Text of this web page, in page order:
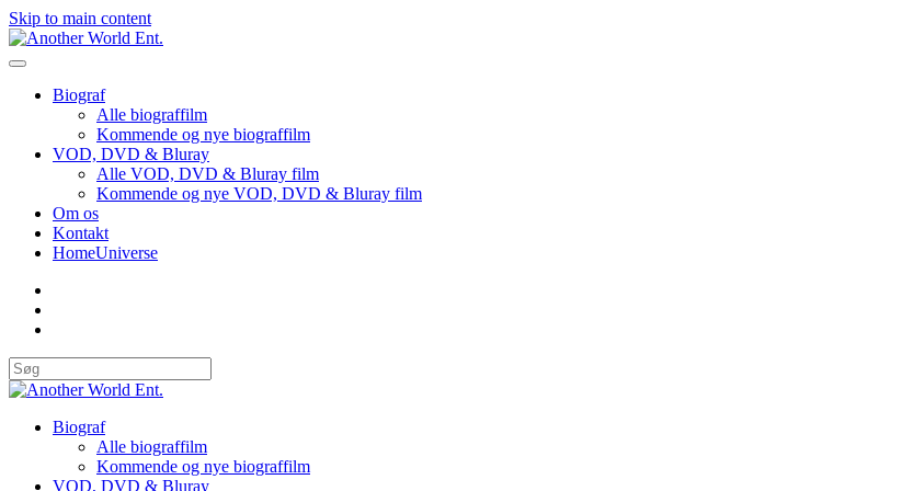
Skip to main content
Biograf
Alle biograffilm
Kommende og nye biograffilm
VOD, DVD & Bluray
Alle VOD, DVD & Bluray film
Kommende og nye VOD, DVD & Bluray film
Om os
Kontakt
HomeUniverse
Biograf
Alle biograffilm
Kommende og nye biograffilm
VOD, DVD & Bluray